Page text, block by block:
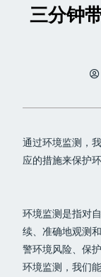
三分钟
通过环境监测，
应的措施来保护
环境监测是指对
续、准确地观测
警环境风险、保
环境监测，我们